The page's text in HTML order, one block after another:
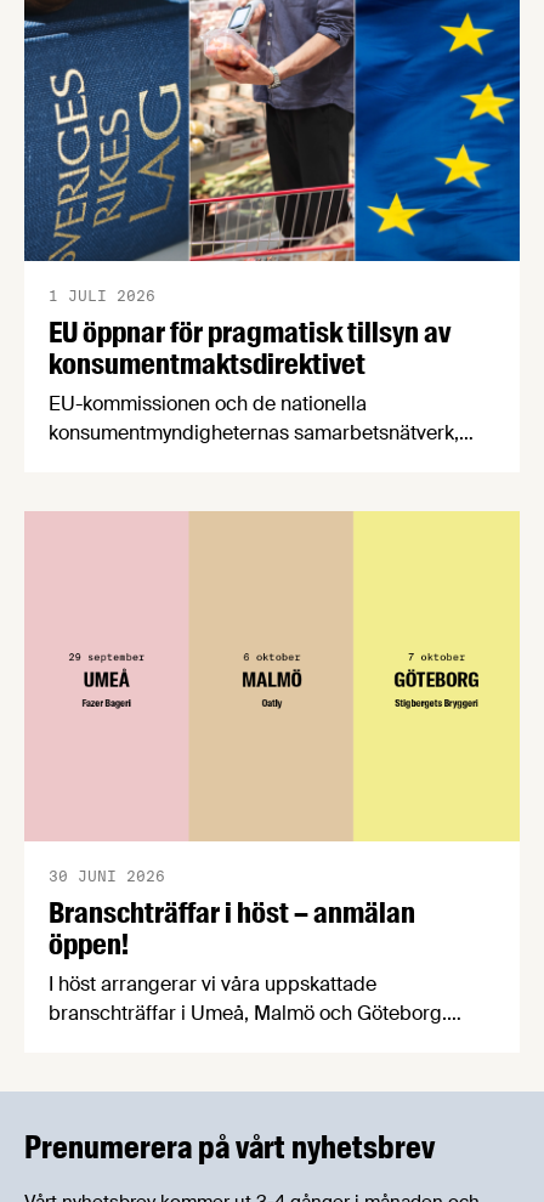
båda syftar till att bana väg för innovationer som
stärker Sveriges livsmedelsförsörjning.
EU öppnar för pragmatisk tillsyn av
konsumentmaktsdirektivet
1 JULI 2026
EU-kommissionen och de nationella
konsumentmyndigheternas samarbetsnätverk,
Branschträffar i höst – anmälan
öppen!
30 JUNI 2026
I höst arrangerar vi våra uppskattade
branschträffar i Umeå, Malmö och Göteborg.
Prenumerera på vårt nyhetsbrev